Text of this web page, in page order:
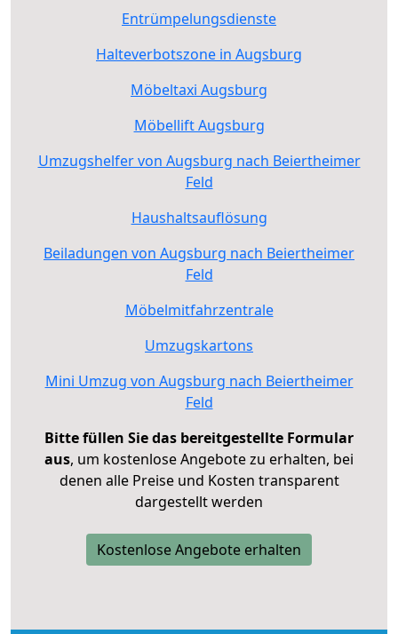
Entrümpelungsdienste
Halteverbotszone in Augsburg
Möbeltaxi Augsburg
Möbellift Augsburg
Umzugshelfer von Augsburg nach Beiertheimer
Feld
Haushaltsauflösung
Beiladungen von Augsburg nach Beiertheimer
Feld
Möbelmitfahrzentrale
Umzugskartons
Mini Umzug von Augsburg nach Beiertheimer
Feld
Bitte füllen Sie das bereitgestellte Formular
aus, um kostenlose Angebote zu erhalten, bei
denen alle Preise und Kosten transparent
dargestellt werden
Kostenlose Angebote erhalten